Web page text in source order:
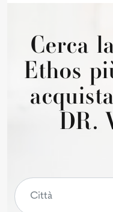
Cerca
Ethos
DR.